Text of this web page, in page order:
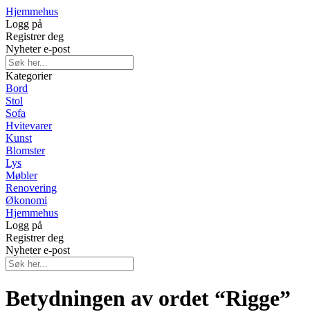
Hjemmehus
Logg på
Registrer deg
Nyheter e-post
Kategorier
Bord
Stol
Sofa
Hvitevarer
Kunst
Blomster
Lys
Møbler
Renovering
Økonomi
Hjemmehus
Logg på
Registrer deg
Nyheter e-post
Betydningen av ordet “Rigge”